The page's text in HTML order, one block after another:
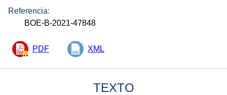
Referencia:
BOE-B-2021-47848
PDF XML
TEXTO